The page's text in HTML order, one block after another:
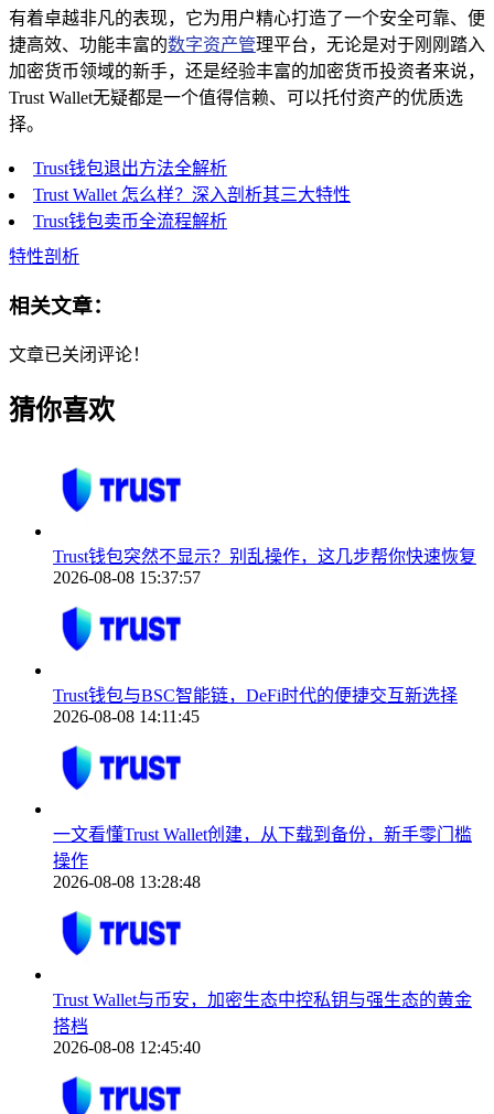
有着卓越非凡的表现，它为用户精心打造了一个安全可靠、便
捷高效、功能丰富的数字资产管理平台，无论是对于刚刚踏入
加密货币领域的新手，还是经验丰富的加密货币投资者来说，
Trust Wallet无疑都是一个值得信赖、可以托付资产的优质选
择。
Trust钱包退出方法全解析
Trust Wallet 怎么样？深入剖析其三大特性
Trust钱包卖币全流程解析
特性剖析
相关文章：
文章已关闭评论！
猜你喜欢
Trust钱包突然不显示？别乱操作，这几步帮你快速恢复
2026-08-08 15:37:57
Trust钱包与BSC智能链，DeFi时代的便捷交互新选择
2026-08-08 14:11:45
一文看懂Trust Wallet创建，从下载到备份，新手零门槛
操作
2026-08-08 13:28:48
Trust Wallet与币安，加密生态中控私钥与强生态的黄金
搭档
2026-08-08 12:45:40